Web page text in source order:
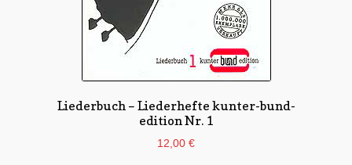
Liederbuch – Liederhefte kunter-bund-
edition Nr. 1
12,00 €